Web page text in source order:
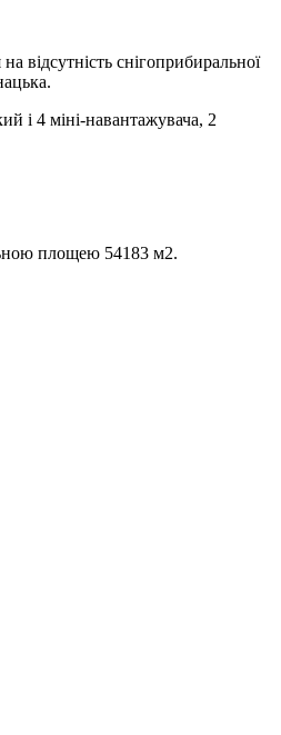
відсутність снігоприбиральної
і 4 міні-навантажувача, 2
площею 54183 м2.